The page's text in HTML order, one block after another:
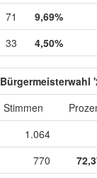
71 9,69%
33 4,50%
Bürgermeisterwahl
Stimmen
1.064
770